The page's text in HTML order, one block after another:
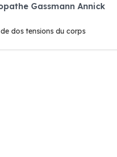
Gassmann Annick
dos tensions du corps